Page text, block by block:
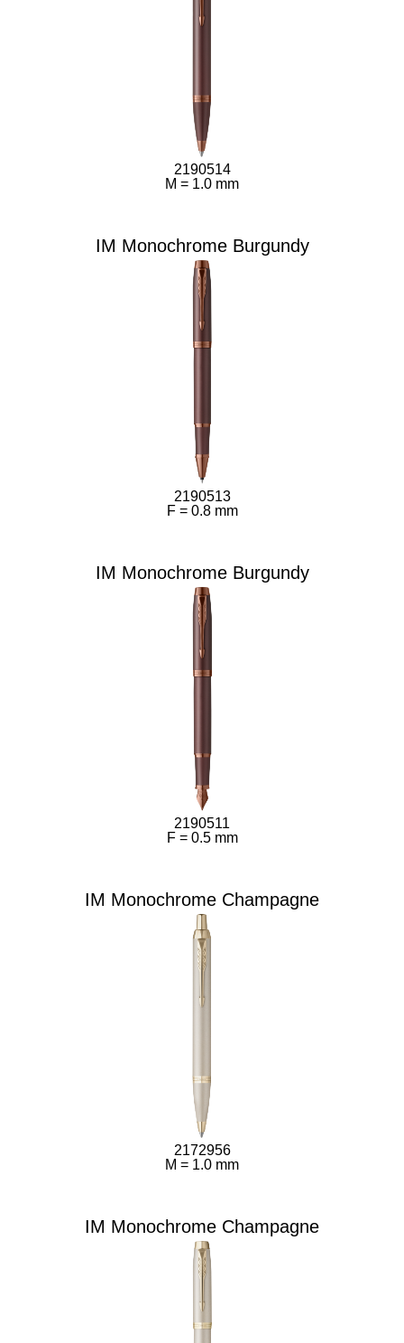
2190514
M = 1.0 mm
IM Monochrome Burgundy
2190513
F = 0.8 mm
IM Monochrome Burgundy
2190511
F = 0.5 mm
IM Monochrome Champagne
2172956
M = 1.0 mm
IM Monochrome Champagne